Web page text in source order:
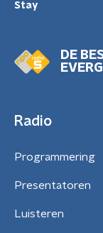
Stay
DE
Radio
Programmering
Presentatoren
Luisteren